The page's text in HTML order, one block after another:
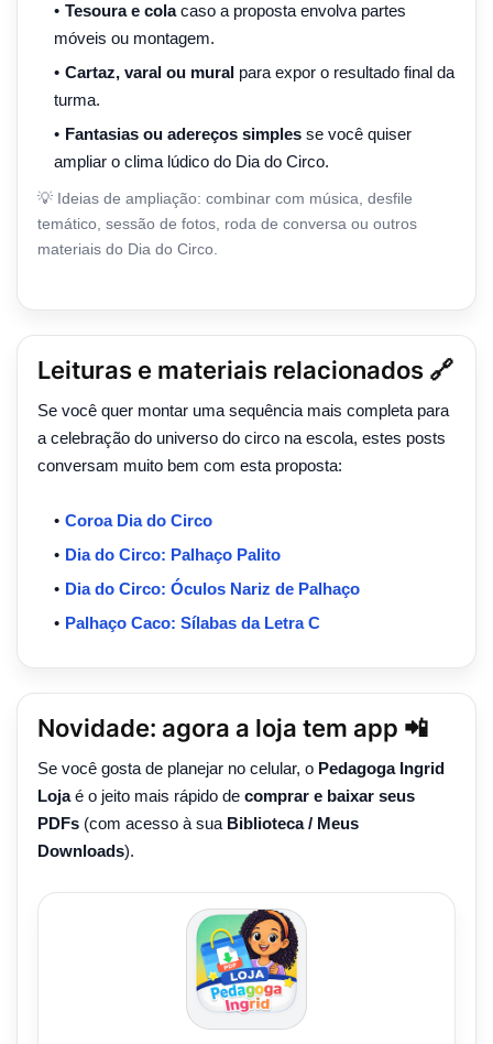
Tesoura e colacaso a proposta envolva partes
móveis ou montagem.
Cartaz, varal ou mural para expor o resultado final da
turma.
Fantasias ou adereços simples se você quiser
ampliar o clima lúdico do Dia do Circo.
💡 Ideias de ampliação: combinar com música, desfile
temático, sessão de fotos, roda de conversa ou outros
materiais do Dia do Circo.
Leituras e materiais relacionados 🔗
Se você quer montar uma sequência mais completa para
a celebração do universo do circo na escola, estes posts
conversam muito bem com esta proposta:
Coroa Dia do Circo
Dia do Circo: Palhaço Palito
Dia do Circo: Óculos Nariz de Palhaço
Palhaço Caco: Sílabas da Letra C
Novidade: agora a loja tem app 📲
Se você gosta de planejar no celular, o Pedagoga Ingrid
Lojaé o jeito mais rápido de comprar e baixar seus
PDFs (com acesso à sua Biblioteca / Meus
Downloads).